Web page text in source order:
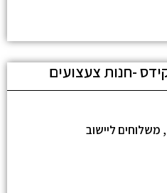
-חנות צעצועים
משלוחים ליישוב